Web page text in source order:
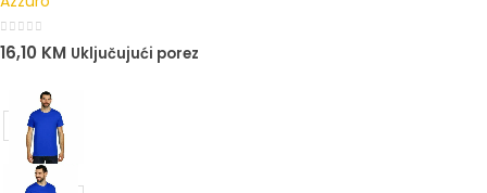
0out of 5
16,10 KM Uključujući porez